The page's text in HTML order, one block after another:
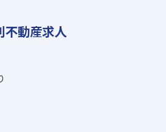
不動産求人